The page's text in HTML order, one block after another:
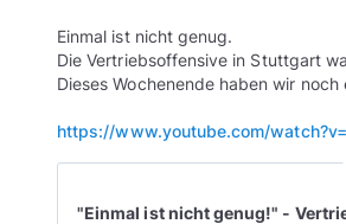
Einmal ist nicht genug.
Die Vertriebsoffensive in Stuttgart
Dieses Wochenende haben wir
https://www.youtube.com/
"Einmal ist nicht genug!" -